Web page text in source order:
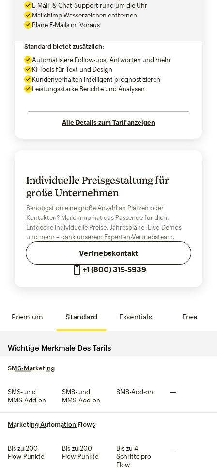
E-Mail- & Chat-Support rund um die Uhr
Mailchimp-Wasserzeichen entfernen
Plane E-Mails im Voraus
Standard bietet zusätzlich:
Automatisiere Follow-ups, Antworten und mehr
KI-Tools für Text und Design
Kundenverhalten intelligent prognostizieren
Leistungsstarke Berichte und Analysen
Alle Details zum Tarif anzeigen
Individuelle Preisgestaltung für
große Unternehmen
Benötigst du eine große Anzahl an Plätzen oder
Kontakten? Mailchimp hat das Passende für dich.
Entdecke individuelle Preise, Jahrespläne, Live-Demos
und mehr – dank unserem Experten-Vertriebsteam.
Vertriebskontakt
+1 (800) 315-5939
Premium Standard Essentials Free
Wichtige Merkmale Des Tarifs
SMS-Marketing
SMS- und
MMS-Add-on
SMS- und
MMS-Add-on
SMS-Add-on
Marketing Automation Flows
Bis zu 200
Flow-Punkte
Bis zu 200
Flow-Punkte
Bis zu 4
Schritte pro
Flow